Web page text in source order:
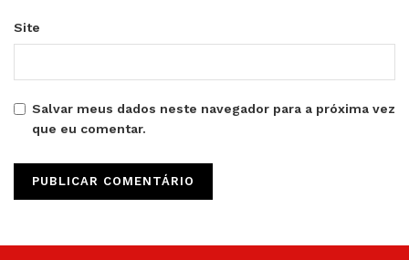
Site
Salvar meus dados neste navegador para a próxima vez
que eu comentar.